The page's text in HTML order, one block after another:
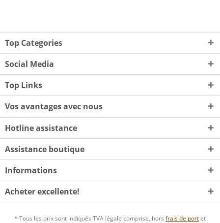
Top Categories
Social Media
Top Links
Vos avantages avec nous
Hotline assistance
Assistance boutique
Informations
Acheter excellente!
* Tous les prix sont indiqués TVA légale comprise, hors frais de portet